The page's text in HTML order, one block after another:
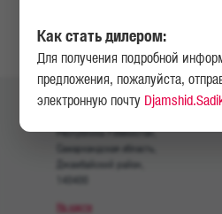
Республика Узбекистан,
Самаркандская область,
Джамбайский район,
140400
На карте
Как стать дилером:
Для получения подробной
предложения, пожалуйста,
электронную почту